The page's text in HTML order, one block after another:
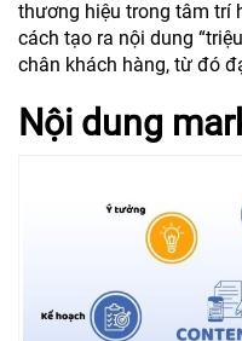
thương hiệu trong tâm trí
cách tạo ra nội dung
chân khách hàng, từ đó
Nội dung